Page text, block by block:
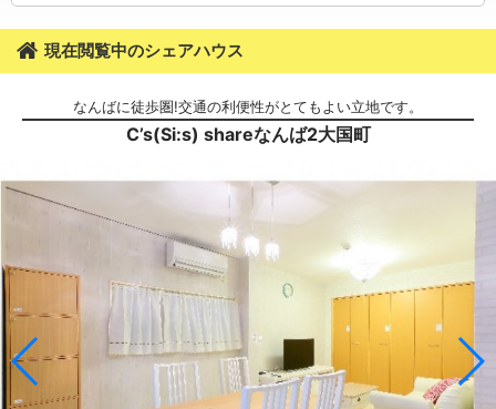
現在閲覧中のシェアハウス
なんばに徒歩圏!交通の利便性がとてもよい立地です。
C’s(Si:s) shareなんば2大国町